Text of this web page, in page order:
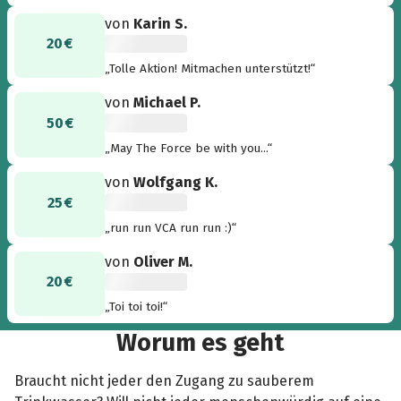
20 €
von Karin S.
„Tolle Aktion! Mitmachen unterstützt!“
50 €
vonMichael P.
„May The Force be with you...“
25 €
vonWolfgang K.
„run run VCA run run :)“
20 €
von Oliver M.
„Toi toi toi!“
Worum es geht
Braucht nicht jeder den Zugang zu sauberem